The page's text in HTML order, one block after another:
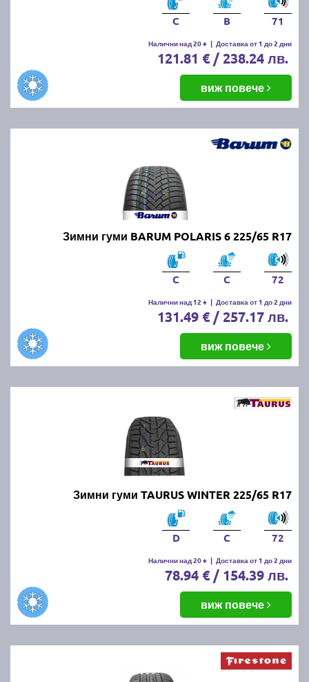
C B 71
Налични над 20 + | Доставка от 1 до 2 дни
121.81 € / 238.24 лв.
виж повече
Зимни гуми BARUM POLARIS 6 225/65 R17
C C 72
Налични над 12 + | Доставка от 1 до 2 дни
131.49 € / 257.17 лв.
виж повече
Зимни гуми TAURUS WINTER 225/65 R17
D C 72
Налични над 20 + | Доставка от 1 до 2 дни
78.94 € / 154.39 лв.
виж повече